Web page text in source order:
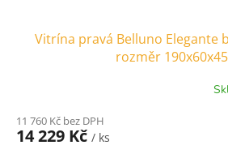
Vitrína pravá Belluno Elegante
rozměr
11 760 Kč bez DPH
14 229 Kč / ks